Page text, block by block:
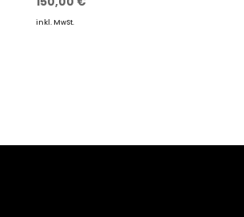
inkl. MwSt.